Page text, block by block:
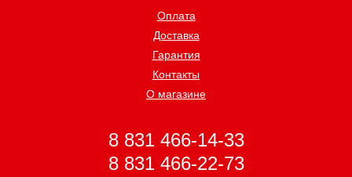
Оплата
Доставка
Гарантия
Контакты
О магазине
8 831 466-14-33
8 831 466-22-73